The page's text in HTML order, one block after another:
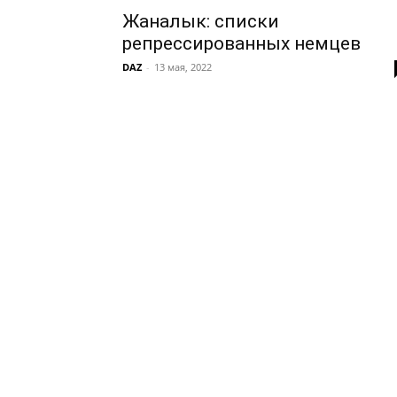
Жаналык: списки
репрессированных немцев
DAZ - 13 мая, 2022